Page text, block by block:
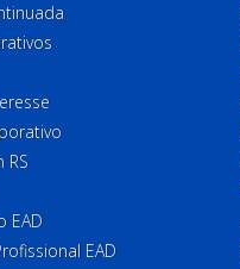
RS
EAD
EAD